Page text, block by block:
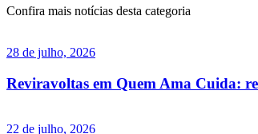
Confira mais notícias desta categoria
28 de julho, 2026
Reviravoltas em Quem Ama Cuida:
22 de julho, 2026